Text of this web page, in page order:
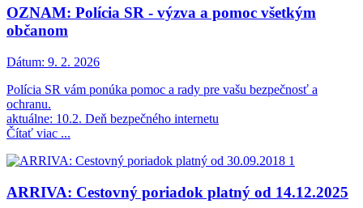
OZNAM: Polícia SR - výzva a pomoc všetkým
občanom
Dátum: 9. 2. 2026
Polícia SR vám ponúka pomoc a rady pre vašu bezpečnosť a
ochranu.
aktuálne: 10.2. Deň bezpečného internetu
Čítať viac ...
ARRIVA: Cestovný poriadok platný od 14.12.2025